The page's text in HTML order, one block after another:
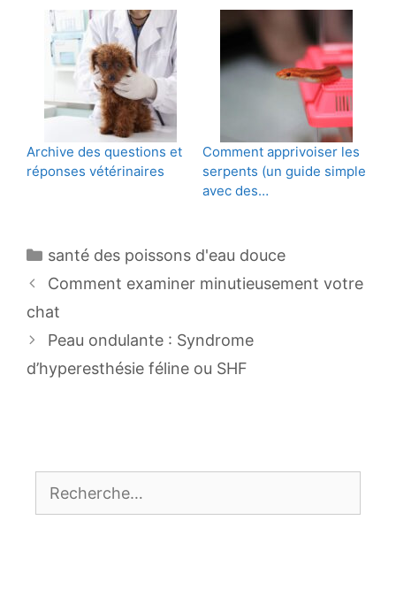
Archive des questions et
réponses vétérinaires
Comment apprivoiser les
serpents (un guide simple
avec des…
Catégories
santé des poissons d'eau douce
Navigation
des
Comment examiner minutieusement votre
chat
Peau ondulante : Syndrome
d’hyperesthésie féline ou SHF